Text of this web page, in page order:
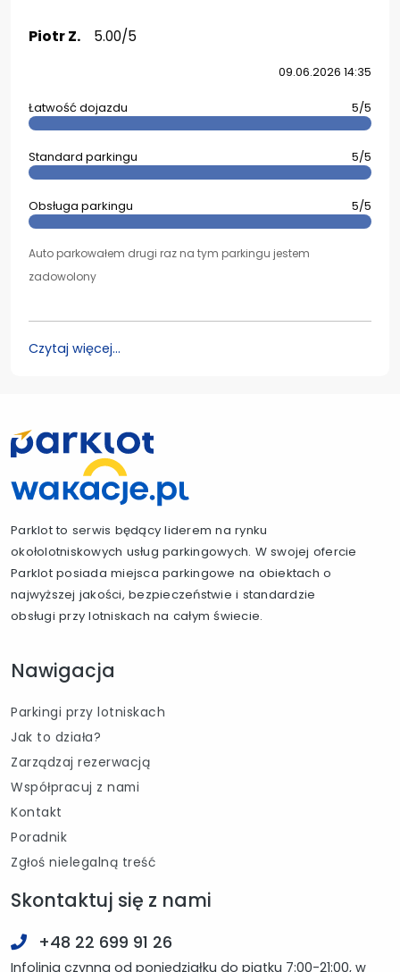
Piotr Z. 5.00/5
09.06.2026 14:35
Łatwość dojazdu 5/5
Standard parkingu 5/5
Obsługa parkingu 5/5
Auto parkowałem drugi raz na tym parkingu jestem
zadowolony
Czytaj więcej...
Parklot to serwis będący liderem na rynku
okołolotniskowych usług parkingowych. W swojej ofercie
Parklot posiada miejsca parkingowe na obiektach o
najwyższej jakości, bezpieczeństwie i standardzie
obsługi przy lotniskach na całym świecie.
Nawigacja
Parkingi przy lotniskach
Jak to działa?
Zarządzaj rezerwacją
Współpracuj z nami
Kontakt
Poradnik
Zgłoś nielegalną treść
Skontaktuj się z nami
+48 22 699 91 26
Infolinia czynna od poniedziałku do piątku 7:00-21:00, w